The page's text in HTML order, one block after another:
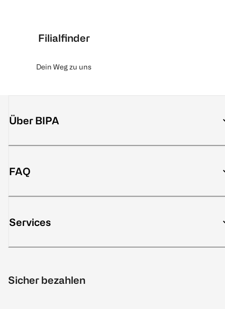
Filialfinder
Dein Weg zu uns
Über BIPA
FAQ
Services
Sicher bezahlen